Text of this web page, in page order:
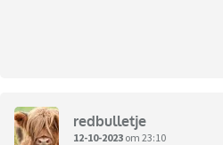
redbulletje
12-10-2023 om 23:10